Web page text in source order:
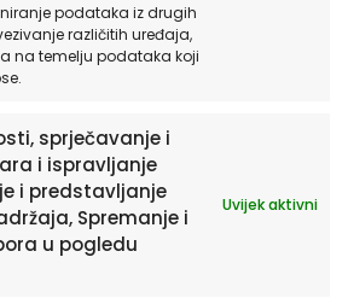
podataka iz drugih
različitih uređaja,
na temelju podataka koji
sprječavanje i
i ispravljanje
i predstavljanje
Spremanje i
u pogledu
Uvijek aktivni
na naš Newsletter
i zanimljivosti o uređenju doma te
proizvodima i pogodnostima?